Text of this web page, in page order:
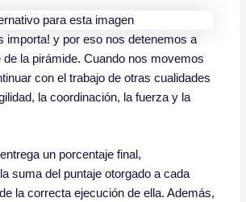
importa! y por eso nos detenemos a
de la pirámide. Cuando nos movemos
con el trabajo de otras cualidades
la coordinación, la fuerza y la
un porcentaje final,
suma del puntaje otorgado a cada
la correcta ejecución de ella. Además,